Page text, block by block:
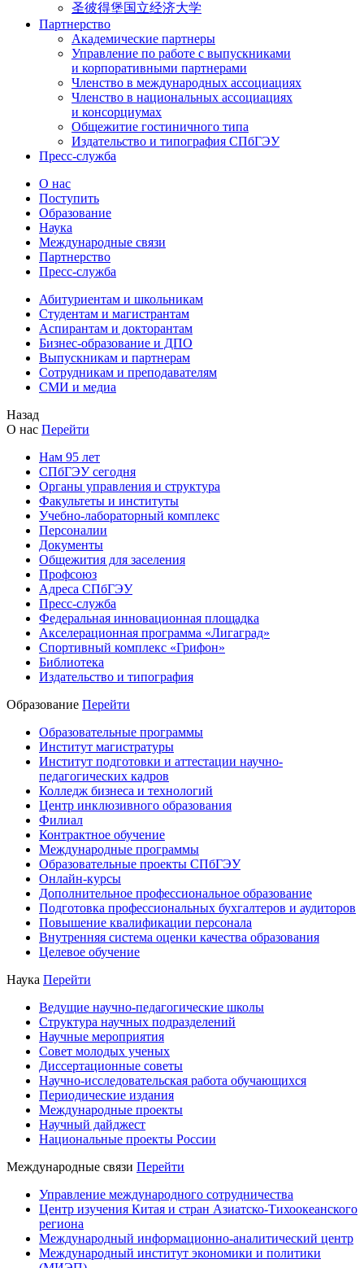
圣彼得堡国立经济大学
Партнерство
Академические партнеры
Управление по работе с выпускниками
и корпоративными партнерами
Членство в международных ассоциациях
Членство в национальных ассоциациях
и консорциумах
Общежитие гостиничного типа
Издательство и типография СПбГЭУ
Пресс-служба
О нас
Поступить
Образование
Наука
Международные связи
Партнерство
Пресс-служба
Абитуриентам и школьникам
Студентам и магистрантам
Аспирантам и докторантам
Бизнес-образование и ДПО
Выпускникам и партнерам
Сотрудникам и преподавателям
СМИ и медиа
Назад
О нас Перейти
Нам 95 лет
СПбГЭУ сегодня
Органы управления и структура
Факультеты и институты
Учебно-лабораторный комплекс
Персоналии
Документы
Общежития для заселения
Профсоюз
Адреса СПбГЭУ
Пресс-служба
Федеральная инновационная площадка
Акселерационная программа «Лигаград»­­
Спортивный комплекс «Грифон»
Библиотека
Издательство и типография
Образование Перейти
Образовательные программы
Институт магистратуры
Институт подготовки и аттестации научно-
педагогических кадров
Колледж бизнеса и технологий
Центр инклюзивного образования
Филиал
Контрактное обучение
Международные программы
Образовательные проекты СПбГЭУ
Онлайн-курсы
Дополнительное профессиональное образование
Подготовка профессиональных бухгалтеров и аудиторов
Повышение квалификации персонала
Внутренняя система оценки качества образования
Целевое обучение
Наука Перейти
Ведущие научно-педагогические школы
Структура научных подразделений
Научные мероприятия
Совет молодых ученых
Диссертационные советы
Научно-исследовательская работа обучающихся
Периодические издания
Международные проекты
Научный дайджест
Национальные проекты России
Международные связи Перейти
Управление международного сотрудничества
Центр изучения Китая и стран Азиатско-Тихоокеанского
региона
Международный информационно-аналитический центр
Международный институт экономики и политики